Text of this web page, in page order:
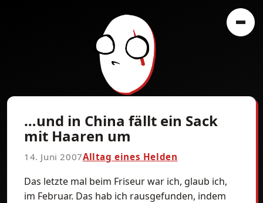
…und in China fällt ein Sack
mit Haaren um
14. Juni 2007Alltag eines Helden
Das letzte mal beim Friseur war ich, glaub ich,
im Februar. Das hab ich rausgefunden, indem